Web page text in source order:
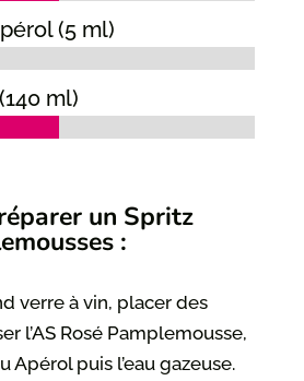
(5 ml)
ml)
un Spritz
:
verre à vin, placer des
l’AS Rosé Pamplemousse,
Apérol puis l’eau gazeuse.